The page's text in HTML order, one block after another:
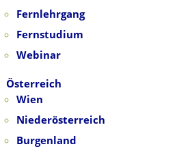
Fernlehrgang
Fernstudium
Webinar
Österreich
Wien
Niederösterreich
Burgenland